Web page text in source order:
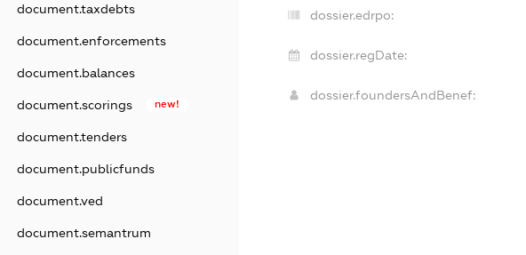
document.taxdebts
document.enforcements
document.balances
document.scorings new!
document.tenders
document.publicfunds
document.ved
document.semantrum
dossier.edrpo:
dossier.regDate:
dossier.foundersAndBenef: